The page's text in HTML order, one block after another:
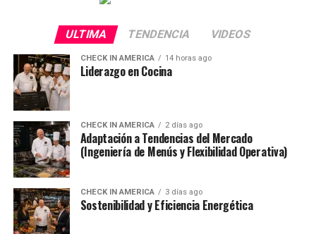
ULTIMA TENDENCIA VIDEOS
CHECK IN AMERICA 14 horas ago
Liderazgo en Cocina
CHECK IN AMERICA 2 días ago
Adaptación a Tendencias del Mercado
(Ingeniería de Menús y Flexibilidad Operativa)
CHECK IN AMERICA 3 días ago
Sostenibilidad y Eficiencia Energética